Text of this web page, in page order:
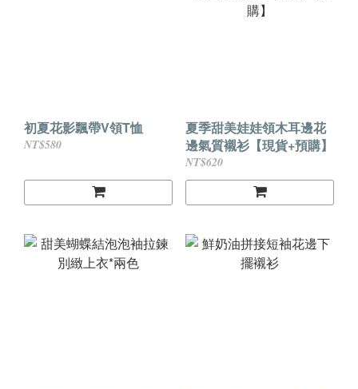
初夏花影飄帶V領T恤
NT$580
夏季甜美娃娃領木耳邊花
邊氣質襯衫【現貨+預購】
NT$620